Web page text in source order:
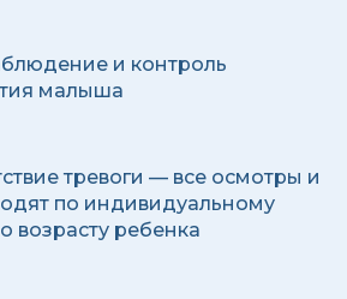
и контроль
малыша
тревоги — все осмотры и
по индивидуальному
возрасту ребенка